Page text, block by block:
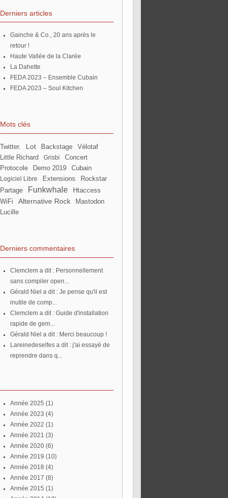
Derniers articles
Gainche & Co., 20 ans après le
retour !
Haute Vallée de la Clarée
La Dahette
FEDA 2023 – Ensemble Cubain
FEDA 2023 – Soul Kitchen
Mots clés
twitter. Lot backstage
Vélotaf
Little Richard
Grisbi
Concert
Protocole
Demo 2019 Cubain
Logiciel Libre extensions
Rockstar
partage
Funkwhale
htaccess
WiFi
Alternative Rock
Mastodon
Lucille
Derniers commentaires
Clemclem a dit : Personnellement
sans compiler open...
Gérald Niel a dit : Je pense qu'il est
inutile de comp...
Clemclem a dit : Guide d'installation
rapide de gem...
Gérald Niel a dit : Merci beaucoup !
lareinedeselfes a dit : j'ai essayé de
reprendre dans q...
année 2025 (1)
année 2023 (4)
année 2022 (1)
année 2021 (3)
année 2020 (6)
année 2019 (10)
année 2018 (4)
année 2017 (8)
année 2015 (1)